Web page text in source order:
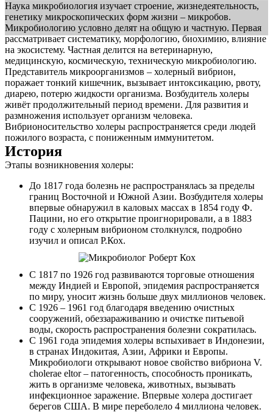
Наука микробиология изучает строение, жизнедеятельность,
генетику микроскопических форм жизни – микробов.
Микробиологию условно делят на общую и частную. Первая
рассматривает систематику, морфологию, биохимию, влияние
на экосистему. Частная делится на ветеринарную,
медицинскую, космическую, техническую микробиологию.
Представитель микроорганизмов – холерный вибрион,
поражает тонкий кишечник, вызывает интоксикацию, рвоту,
диарею, потерю жидкости организма. Возбудитель холеры
живёт продолжительный период времени. Для развития и
размножения использует организм человека.
Вибрионосительство холеры распространяется среди людей
пожилого возраста, с пониженным иммунитетом.
История
Этапы возникновения холеры:
До 1817 года болезнь не распространялась за пределы
границ Восточной и Южной Азии. Возбудителя холеры
впервые обнаружил в каловых массах в 1854 году Ф.
Пацини, но его открытие проигнорировали, а в 1883
году с холерным вибрионом столкнулся, подробно
изучил и описал Р.Кох.
С 1817 по 1926 год развиваются торговые отношения
между Индией и Европой, эпидемия распространяется
по миру, уносит жизнь больше двух миллионов человек.
С 1926 – 1961 год благодаря введению очистных
сооружений, обеззараживанию и очистке питьевой
воды, скорость распространения болезни сократилась.
С 1961 года эпидемия холеры вспыхивает в Индонезии,
в странах Индокитая, Азии, Африки и Европы.
Микробиологи открывают новое свойство вибриона V.
cholerae eltor – патогенность, способность проникать,
жить в организме человека, животных, вызывать
инфекционное заражение. Впервые холера достигает
берегов США. В мире переболело 4 миллиона человек.